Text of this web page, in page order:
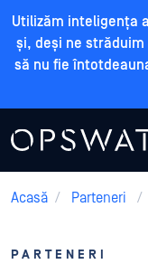
Utilizăm inteligența
și, deși ne
să nu fie
Acasă / Parteneri /
PARTENERI